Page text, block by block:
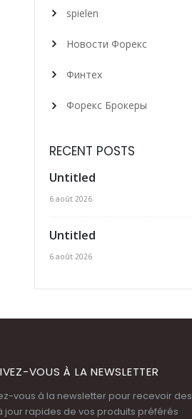
spielen
Новости Форекс
Финтех
Форекс Брокеры
RECENT POSTS
Untitled
6 août 2026
Untitled
6 août 2026
VOUS À LA NEWSLETTER
vous à la newsletter pour recevoir des
jour rapides de vos produits préférés